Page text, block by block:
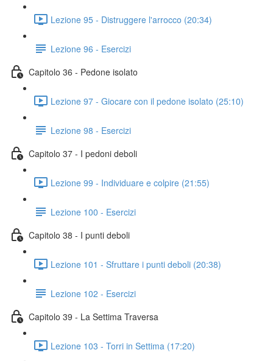
Lezione 95 - Distruggere l'arrocco (20:34)
Lezione 96 - Esercizi
Capitolo 36 - Pedone isolato
Lezione 97 - Giocare con il pedone isolato (25:10)
Lezione 98 - Esercizi
Capitolo 37 - I pedoni deboli
Lezione 99 - Individuare e colpire (21:55)
Lezione 100 - Esercizi
Capitolo 38 - I punti deboli
Lezione 101 - Sfruttare i punti deboli (20:38)
Lezione 102 - Esercizi
Capitolo 39 - La Settima Traversa
Lezione 103 - Torri in Settima (17:20)